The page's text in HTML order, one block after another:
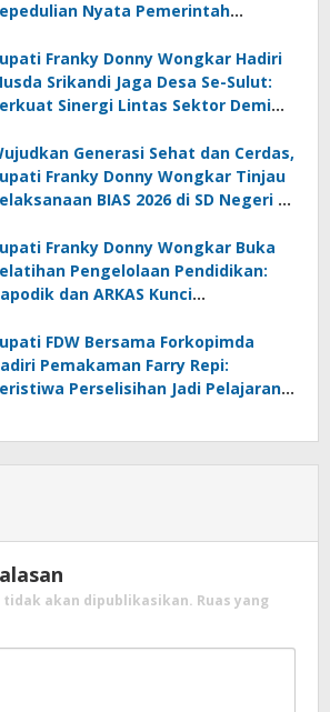
Nyata Pemerintah
Franky Donny Wongkar Hadiri
Srikandi Jaga Desa Se-Sulut:
Sinergi Lintas Sektor Demi
Generasi Sehat dan Cerdas,
Franky Donny Wongkar Tinjau
BIAS 2026 di SD Negeri 2
Franky Donny Wongkar Buka
Pengelolaan Pendidikan:
dan ARKAS Kunci
Selatan
FDW Bersama Forkopimda
Pemakaman Farry Repi:
Perselisihan Jadi Pelajaran,
tidak akan dipublikasikan. Ruas yang